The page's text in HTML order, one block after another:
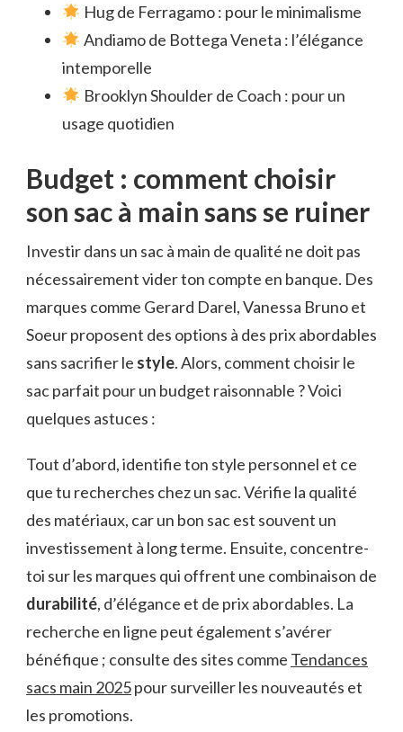
Hug de Ferragamo : pour le minimalisme
Andiamo de Bottega Veneta : l’élégance
intemporelle
Brooklyn Shoulder de Coach : pour un
usage quotidien
Budget : comment choisir
son sac à main sans se ruiner
Investir dans un sac à main de qualité ne doit pas
nécessairement vider ton compte en banque. Des
marques comme Gerard Darel, Vanessa Bruno et
Soeur proposent des options à des prix abordables
sans sacrifier le style. Alors, comment choisir le
sac parfait pour un budget raisonnable ? Voici
quelques astuces :
Tout d’abord, identifie ton style personnel et ce
que tu recherches chez un sac. Vérifie la qualité
des matériaux, car un bon sac est souvent un
investissement à long terme. Ensuite, concentre-
toi sur les marques qui offrent une combinaison de
durabilité, d’élégance et de prix abordables. La
recherche en ligne peut également s’avérer
bénéfique ; consulte des sites comme Tendances
sacs main 2025pour surveiller les nouveautés et
les promotions.